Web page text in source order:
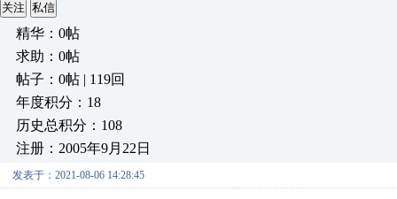
关注 私信
精华：0帖
求助：0帖
帖子：0帖 | 119回
年度积分：18
历史总积分：108
注册：2005年9月22日
发表于：2021-08-06 14:28:45